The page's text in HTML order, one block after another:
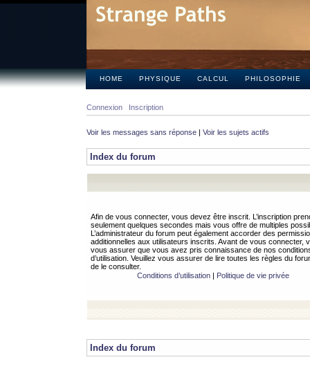
HOME PHYSIQUE CALCUL PHILOSOPHIE
Connexion Inscription
Voir les messages sans réponse | Voir les sujets actifs
Index du forum
Afin de vous connecter, vous devez être inscrit. L’inscription
seulement quelques secondes mais vous offre de multiples
L’administrateur du forum peut également accorder des
additionnelles aux utilisateurs inscrits. Avant de vous connecter,
vous assurer que vous avez pris connaissance de nos
d’utilisation. Veuillez vous assurer de lire toutes les règles du
de le consulter.
Conditions d’utilisation| Politique de vie privée
Index du forum